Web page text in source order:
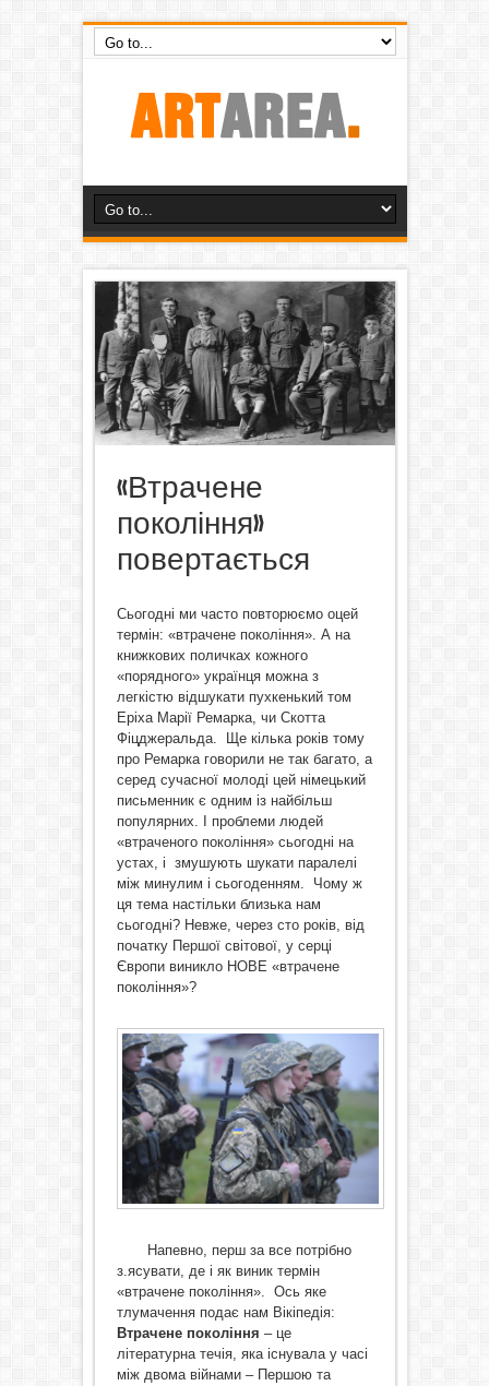
«Втрачене
покоління»
повертається
Сьогодні ми часто повторюємо оцей
термін: «втрачене покоління». А на
книжкових поличках кожного
«порядного» українця можна з
легкістю відшукати пухкенький том
Еріха Марії Ремарка, чи Скотта
Фіцджеральда. Ще кілька років тому
про Ремарка говорили не так багато, а
серед сучасної молоді цей німецький
письменник є одним із найбільш
популярних. І проблеми людей
«втраченого покоління» сьогодні на
устах, і змушують шукати паралелі
між минулим і сьогоденням. Чому ж
ця тема настільки близька нам
сьогодні? Невже, через сто років, від
початку Першої світової, у серці
Європи виникло НОВЕ «втрачене
покоління»?
Напевно, перш за все потрібно
з.ясувати, де і як виник термін
«втрачене покоління». Ось яке
тлумачення подає нам Вікіпедія:
Втрачене покоління – це
літературна течія, яка існувала у часі
між двома війнами – Першою та